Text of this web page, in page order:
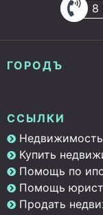
8
ГОРОДЪ
ССЫЛКИ
Недвижимость
Купить
Помощь по
Помощь
Продать